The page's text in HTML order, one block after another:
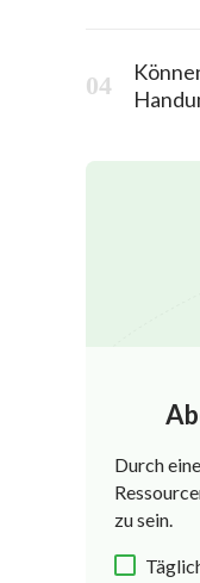
Durch
zu sein.